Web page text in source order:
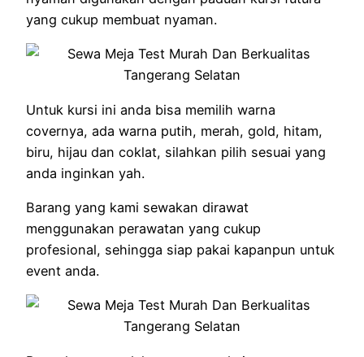
yang cukup membuat nyaman.
Untuk kursi ini anda bisa memilih warna
covernya, ada warna putih, merah, gold, hitam,
biru, hijau dan coklat, silahkan pilih sesuai yang
anda inginkan yah.
Barang yang kami sewakan dirawat
menggunakan perawatan yang cukup
profesional, sehingga siap pakai kapanpun untuk
event anda.